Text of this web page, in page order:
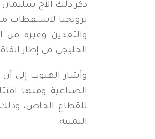
ذكر ذلك الأخ سليمان
ترويجيا لاستقطاب
والتعدين وغيره
الخليجي في إطار
وأشار الهبوب إلى
الصناعية ومنها
للقطاع الخاص،
اليمنية.